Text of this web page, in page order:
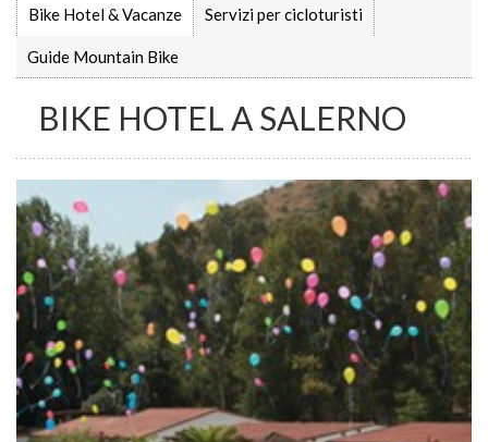
Bike Hotel & Vacanze Servizi per cicloturisti
Guide Mountain Bike
BIKE HOTEL A SALERNO